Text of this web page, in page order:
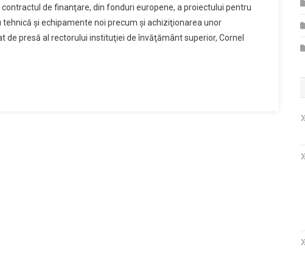
de finanţare, din fonduri europene, a proiectului pentru
şi echipamente noi precum şi achiziţionarea unor
presă al rectorului instituţiei de învăţământ superior, Cornel